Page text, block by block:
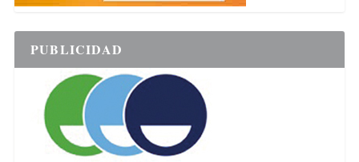
PUBLICIDAD